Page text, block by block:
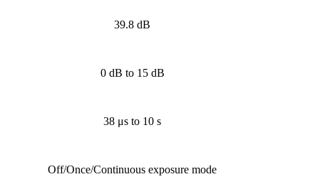
39.8 dB
0 dB to 15 dB
38 μs to 10 s
Off/Once/Continuous exposure mode